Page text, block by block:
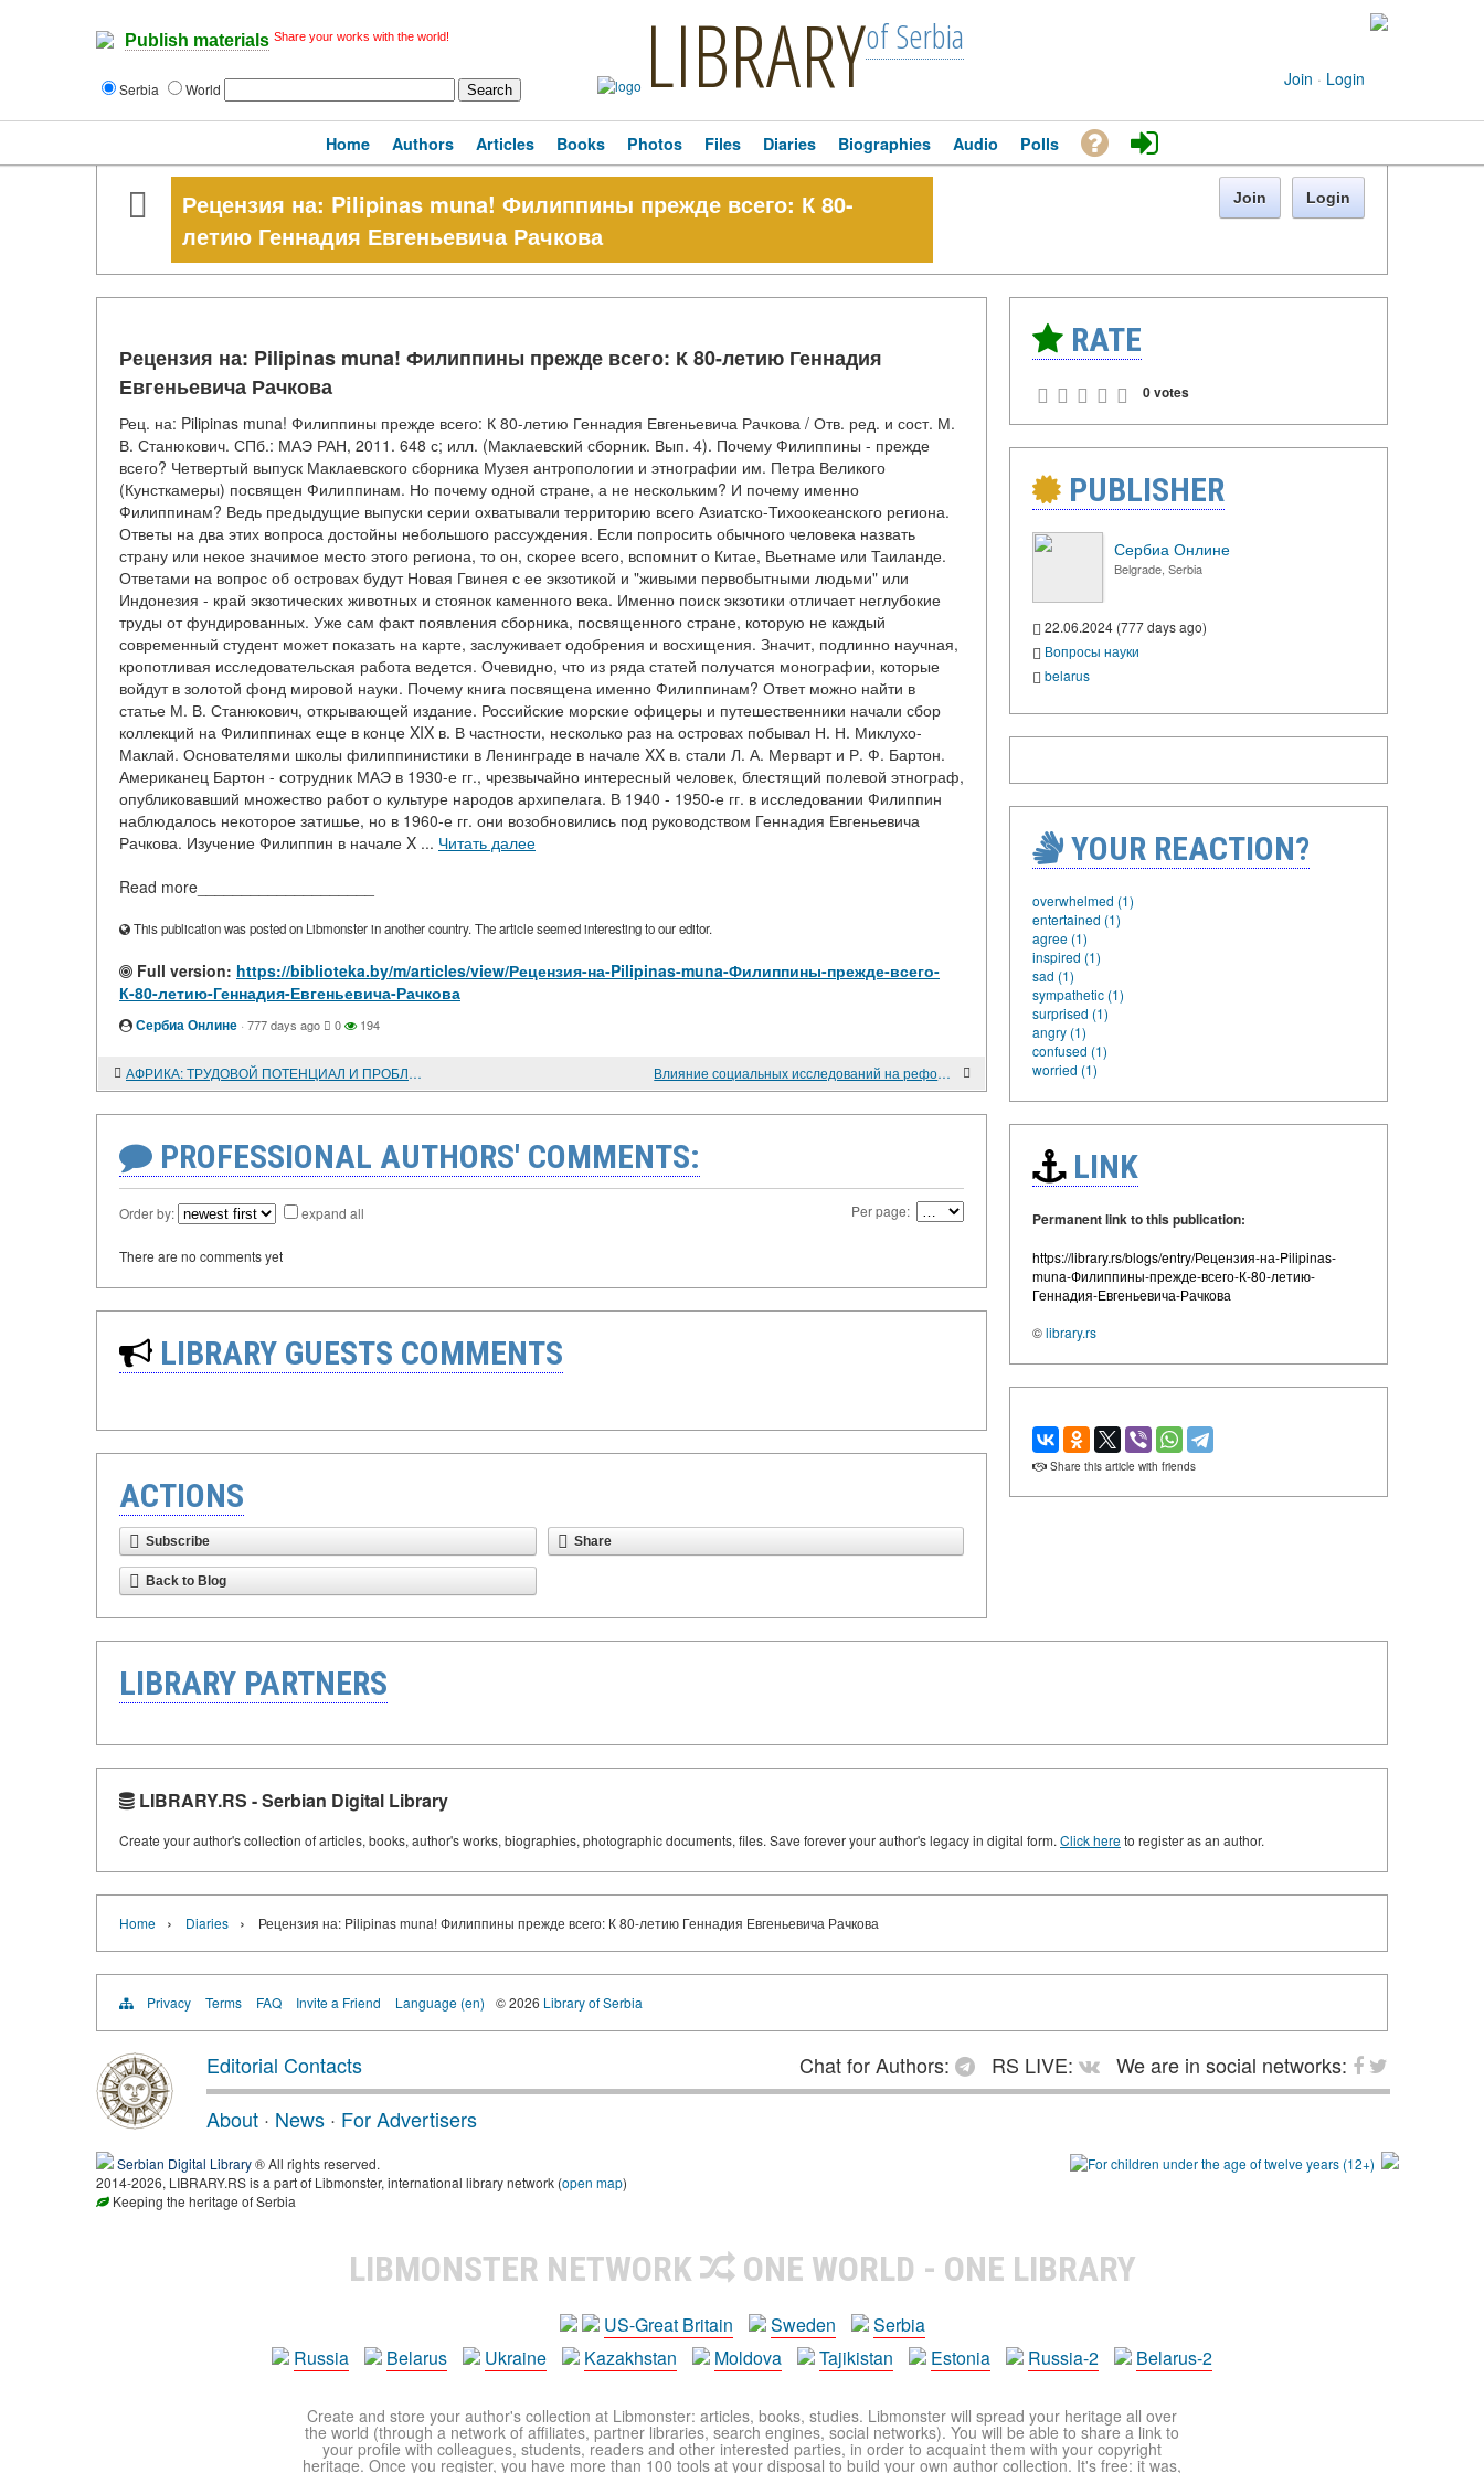
Publish materials Share your works with the world!
Serbia World LIBRARYof Serbia
Join · Login
Home Authors Articles Books Photos Files Diaries Biographies Audio Polls
Рецензия на: Pilipinas muna! Филиппины прежде всего: К 80-
летию Геннадия Евгеньевича Рачкова
Join Login
Рецензия на: Pilipinas muna! Филиппины прежде всего: К 80-летию Геннадия
Евгеньевича Рачкова
Рец. на: Pilipinas muna! Филиппины прежде всего: К 80-летию Геннадия Евгеньевича Рачкова / Отв. ред. и сост. М.
В. Станюкович. СПб.: МАЭ РАН, 2011. 648 с; илл. (Маклаевский сборник. Вып. 4). Почему Филиппины - прежде
всего? Четвертый выпуск Маклаевского сборника Музея антропологии и этнографии им. Петра Великого
(Кунсткамеры) посвящен Филиппинам. Но почему одной стране, а не нескольким? И почему именно
Филиппинам? Ведь предыдущие выпуски серии охватывали территорию всего Азиатско-Тихоокеанского региона.
Ответы на два этих вопроса достойны небольшого рассуждения. Если попросить обычного человека назвать
страну или некое значимое место этого региона, то он, скорее всего, вспомнит о Китае, Вьетнаме или Таиланде.
Ответами на вопрос об островах будут Новая Гвинея с ее экзотикой и "живыми первобытными людьми" или
Индонезия - край экзотических животных и стоянок каменного века. Именно поиск экзотики отличает неглубокие
труды от фундированных. Уже сам факт появления сборника, посвященного стране, которую не каждый
современный студент может показать на карте, заслуживает одобрения и восхищения. Значит, подлинно научная,
кропотливая исследовательская работа ведется. Очевидно, что из ряда статей получатся монографии, которые
войдут в золотой фонд мировой науки. Почему книга посвящена именно Филиппинам? Ответ можно найти в
статье М. В. Станюкович, открывающей издание. Российские морские офицеры и путешественники начали сбор
коллекций на Филиппинах еще в конце XIX в. В частности, несколько раз на островах побывал Н. Н. Миклухо-
Маклай. Основателями школы филиппинистики в Ленинграде в начале XX в. стали Л. А. Мерварт и Р. Ф. Бартон.
Американец Бартон - сотрудник МАЭ в 1930-е гг., чрезвычайно интересный человек, блестящий полевой этнограф,
опубликовавший множество работ о культуре народов архипелага. В 1940 - 1950-е гг. в исследовании Филиппин
наблюдалось некоторое затишье, но в 1960-е гг. они возобновились под руководством Геннадия Евгеньевича
Рачкова. Изучение Филиппин в начале X ... Читать далее
Read more____________________
This publication was posted on Libmonster in another country. The article seemed interesting to our editor.
Full version: https://biblioteka.by/m/articles/view/Рецензия-на-Pilipinas-muna-Филиппины-прежде-всего-
К-80-летию-Геннадия-Евгеньевича-Рачкова
Сербиа Онлине · 777 days ago 0 194
АФРИКА: ТРУДОВОЙ ПОТЕНЦИАЛ И ПРОБЛЕМА "ИЗБЫТОЧНОГО" НАСЕЛЕНИЯ Влияние социальных исследований на реформу образования и политику на Филиппинах
PROFESSIONAL AUTHORS' COMMENTS:
Order by: expand all Per page:
There are no comments yet
LIBRARY GUESTS COMMENTS
ACTIONS
Subscribe Share
Back to Blog
RATE
0 votes
PUBLISHER
Сербиа Онлине
Belgrade, Serbia
22.06.2024 (777 days ago)
Вопросы науки
belarus
YOUR REACTION?
overwhelmed (1)
entertained (1)
agree (1)
inspired (1)
sad (1)
sympathetic (1)
surprised (1)
angry (1)
confused (1)
worried (1)
LINK
Permanent link to this publication:
https://library.rs/blogs/entry/Рецензия-на-Pilipinas-
muna-Филиппины-прежде-всего-К-80-летию-
Геннадия-Евгеньевича-Рачкова
©library.rs
Share this article with friends
LIBRARY PARTNERS
LIBRARY.RS - Serbian Digital Library
Create your author's collection of articles, books, author's works, biographies, photographic documents, files. Save forever your author's legacy in digital form. Click hereto register as an author.
Home › Diaries › Рецензия на: Pilipinas muna! Филиппины прежде всего: К 80-летию Геннадия Евгеньевича Рачкова
Privacy Terms FAQ Invite a Friend Language (en) © 2026 Library of Serbia
Editorial Contacts Chat for Authors: RS LIVE:
We are in social networks:
About · News · For Advertisers
Serbian Digital Library® All rights reserved.
2014-2026, LIBRARY.RS is a part of Libmonster, international library network (open map)
Keeping the heritage of Serbia
LIBMONSTER NETWORK ONE WORLD - ONE LIBRARY
US-Great Britain Sweden
Serbia
Russia
Belarus Ukraine Kazakhstan Moldova Tajikistan Estonia Russia-2 Belarus-2
Create and store your author's collection at Libmonster: articles, books, studies. Libmonster will spread your heritage all over
the world (through a network of affiliates, partner libraries, search engines, social networks). You will be able to share a link to
your profile with colleagues, students, readers and other interested parties, in order to acquaint them with your copyright
heritage. Once you register, you have more than 100 tools at your disposal to build your own author collection. It's free: it was,